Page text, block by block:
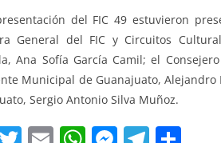
del FIC 49 estuvieron
General del FIC y Circuitos
Ana Sofía García Camil; el
Municipal de Guanajuato,
Sergio Antonio Silva Muñoz.